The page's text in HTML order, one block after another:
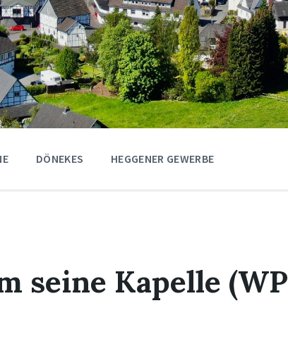
DÖNEKES HEGGENER GEWERBE
seine Kapelle (WP